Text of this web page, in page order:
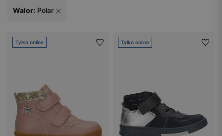
Walor: Polar
Tylko online Tylko online